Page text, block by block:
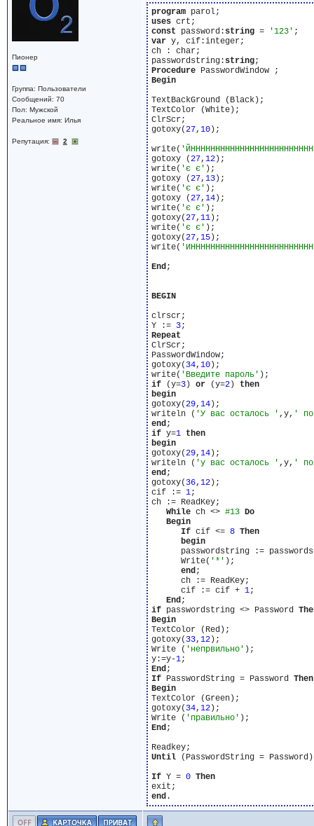
Пионер
Группа: Пользователи
Сообщений: 70
Пол: Мужской
Реальное имя: Илья
Репутация: 2
program
uses
const password:string = '123'
var y, cif:integer;
ch : char;
passwordstring:string
Procedure
Begin
TextBackGround (Black);
TextColor (White);
ClrScr;
gotoxy(27, 10);
write(
gotoxy (27, 12);
write( 'є є' );
gotoxy (27, 13);
write( 'є є' );
gotoxy (27, 14);
write( 'є є' );
gotoxy(27, 11);
write( 'є є' );
gotoxy(27, 15);
write(
End;
BEGIN
clrscr;
Y := 3
Repeat
ClrScr;
PasswordWindow;
gotoxy( 34, 10);
write( 'Введите пароль'
if (y=3) or (y=2) then
begin
gotoxy(29, 14);
writeln ( 'У вас осталось ' ,y, '
end
if y=1 then
begin
gotoxy(29, 14);
writeln ( 'у вас осталось ' ,y, '
end;
gotoxy( 36, 12);
cif := 1;
ch := ReadKey;
While ch <> #13 Do
Begin
If cif <= 8 Then
begin
passwordstring :=
      Write(
'*' );
end;
      ch := ReadKey;
      cif := cif +
1;
End
if passwordstring <> Password
Begin
TextColor (Red);
gotoxy( 33, 12);
Write ( 'непрвильно' );
y:=y-1
End
If PasswordString = Password Then
Begin
TextColor (Green);
gotoxy( 34, 12);
Write ( 'правильно'
End;
Until (PasswordString =
If Y = 0 Then
end